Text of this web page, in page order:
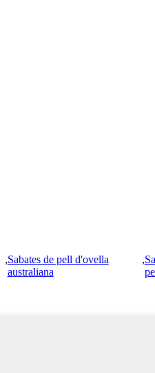
,Sabates de pell d'ovella
australiana
,